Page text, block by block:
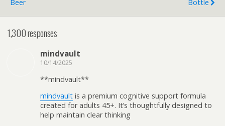
Beer
Bottle
1,300 responses
mindvault
10/14/2025
** mindvault**
mindvault is a premium cognitive support formula
created for adults 45+. It’s thoughtfully designed to
help maintain clear thinking